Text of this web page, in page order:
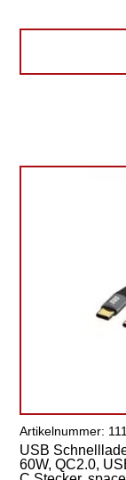
Artikelnummer:
USB
60W, QC2.0,